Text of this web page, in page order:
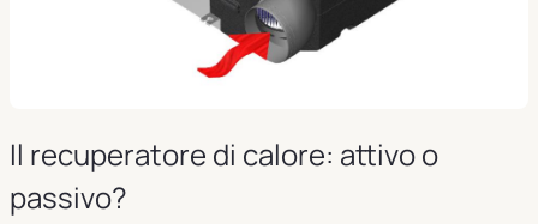
Il recuperatore di calore: attivo o
passivo?